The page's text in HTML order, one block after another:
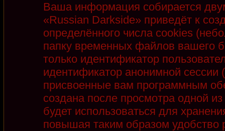
Ваша информация собирается
«Russian Darkside» приведёт к
определённого числа cookies
папку временных файлов вашего
только идентификатор
идентификатор анонимной
присвоенные вам программным
создана после просмотра одной
будет использоваться для
повышая таким образом